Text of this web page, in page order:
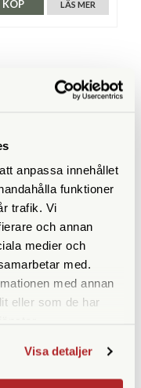
anpassa innehållet
funktioner
trafik. Vi
och annan
medier och
med.
med annan
eller som de har
Visa detaljer
LÄS MER
KÖP